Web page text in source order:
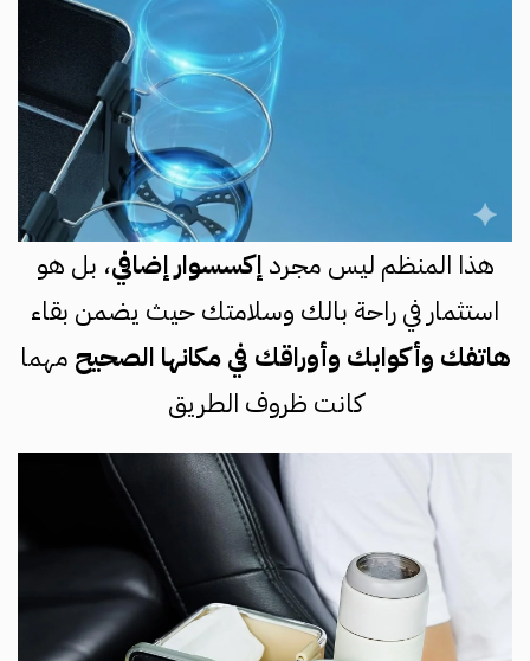
هذا المنظم ليس مجردإكسسوار إضافي، بل هو
استثمار في راحة بالك وسلامتك حيث يضمن بقاء
هاتفك وأكوابك وأوراقك في مكانها الصحيح مهما
كانت ظروف الطريق